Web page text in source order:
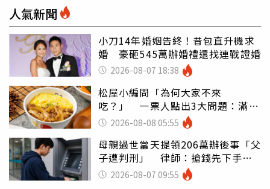
人氣新聞
小刀14年婚姻告終！昔包直升機求
婚 豪砸545萬辦婚禮還找連戰證婚
2026-08-07 18:38
松屋小編問「為何大家不來
吃？」 一票人點出3大問題：滿手
好牌打到爛
2026-08-08 05:55
母親過世當天提領206萬辦後事「父
子遭判刑」 律師：搶錢先下手是
罪 2026-08-07 09:55